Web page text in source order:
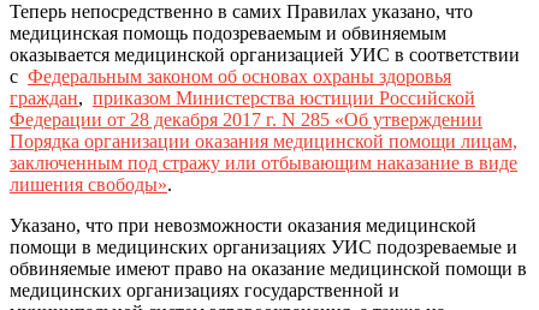
Теперь непосредственно в самих Правилах указано, что
медицинская помощь подозреваемым и обвиняемым
оказывается медицинской организацией УИС в соответствии
с Федеральным законом об основах охраны здоровья
граждан, приказом Министерства юстиции Российской
Федерации от 28 декабря 2017 г. N 285 «Об утверждении
Порядка организации оказания медицинской помощи лицам,
заключенным под стражу или отбывающим наказание в виде
лишения свободы».
Указано, что при невозможности оказания медицинской
помощи в медицинских организациях УИС подозреваемые и
обвиняемые имеют право на оказание медицинской помощи в
медицинских организациях государственной и